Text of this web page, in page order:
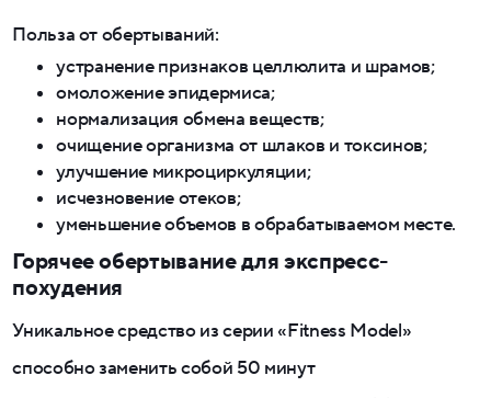
Польза от обертываний:
устранение признаков целлюлита и шрамов;
омоложение эпидермиса;
нормализация обмена веществ;
очищение организма от шлаков и токсинов;
улучшение микроциркуляции;
исчезновение отеков;
уменьшение объемов в обрабатываемом месте.
Горячее обертывание для экспресс-
похудения
Уникальное средство из серии «Fitness Model»
способно заменить собой 50 минут